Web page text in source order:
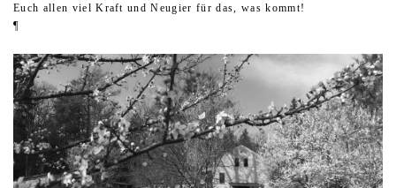
Euch allen viel Kraft und Neugier für das, was kommt!
¶